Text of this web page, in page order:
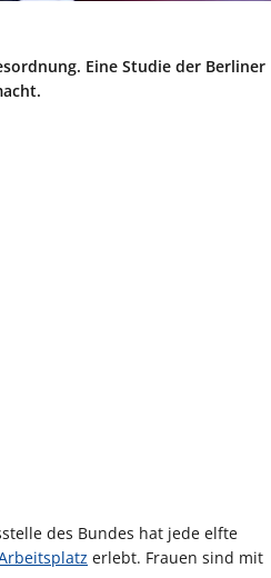
Eine Studie der Berliner
des Bundes hat jede elfte
erlebt. Frauen sind mit